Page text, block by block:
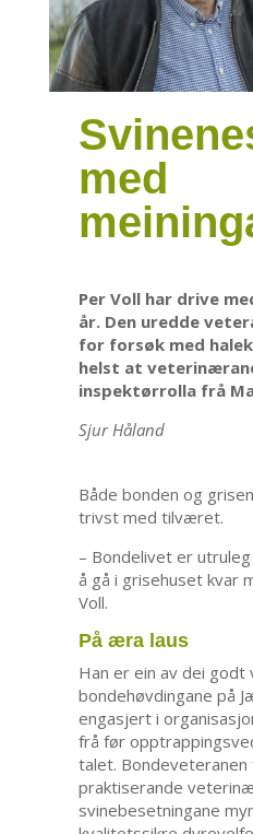
med
Per Voll har drive
år. Den uredde
for forsøk med
helst at
inspektørrolla frå
Sjur Håland
Både bonden og
trivst med tilværet.
– Bondelivet er
å gå i grisehuset kvar
Voll.
På æra laus
Han er ein av dei godt
bondehøvdingane på
engasjert i
frå før
talet. Bondeveteranen
praktiserande
svinebesetningane